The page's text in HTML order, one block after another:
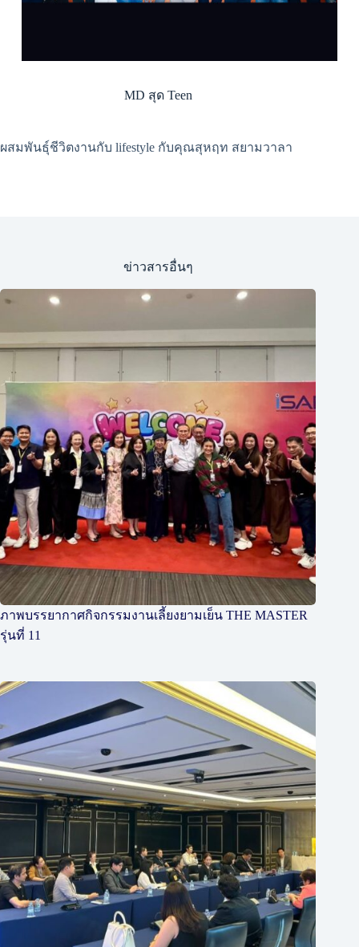
MD สุด Teen
ผสมพันธุ์ชีวิตงานกับ lifestyle กับคุณสุหฤท สยามวาลา
ข่าวสารอื่นๆ
ภาพบรรยากาศกิจกรรมงานเลี้ยงยามเย็น THE MASTER
รุ่นที่ 11